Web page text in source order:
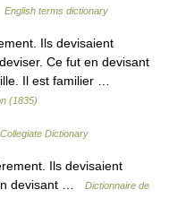
English terms dictionary
Ils devisaient
Ce fut en devisant
Il est familier …
(1835)
Dictionary
Ils devisaient
devisant …
Dictionnaire de